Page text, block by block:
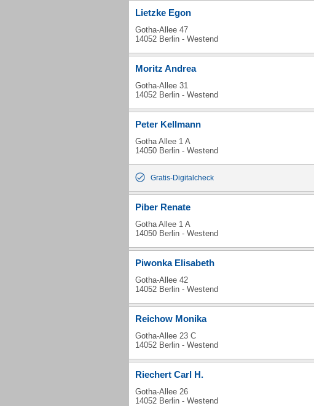
Lietzke Egon
Gotha-Allee 47
14052 Berlin - Westend
Moritz Andrea
Gotha-Allee 31
14052 Berlin - Westend
Peter Kellmann
Gotha Allee 1 A
14050 Berlin - Westend
Gratis-Digitalcheck
Piber Renate
Gotha Allee 1 A
14050 Berlin - Westend
Piwonka Elisabeth
Gotha-Allee 42
14052 Berlin - Westend
Reichow Monika
Gotha-Allee 23 C
14052 Berlin - Westend
Riechert Carl H.
Gotha-Allee 26
14052 Berlin - Westend